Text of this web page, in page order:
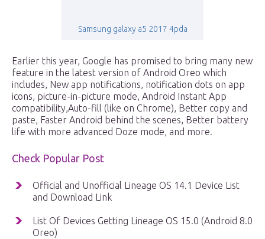
Samsung galaxy a5 2017 4pda
Earlier this year, Google has promised to bring many new
feature in the latest version of Android Oreo which
includes, New app notifications, notification dots on app
icons, picture-in-picture mode, Android Instant App
compatibility,Auto-fill (like on Chrome), Better copy and
paste, Faster Android behind the scenes, Better battery
life with more advanced Doze mode, and more.
Check Popular Post
Official and Unofficial Lineage OS 14.1 Device List
and Download Link
List Of Devices Getting Lineage OS 15.0 (Android 8.0
Oreo)